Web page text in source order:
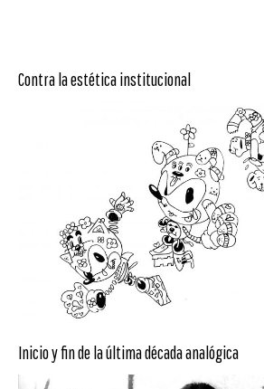
Contra la estética institucional
Inicio y fin de la última década analógica